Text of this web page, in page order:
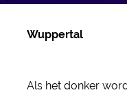
Wuppertal
Als het donker